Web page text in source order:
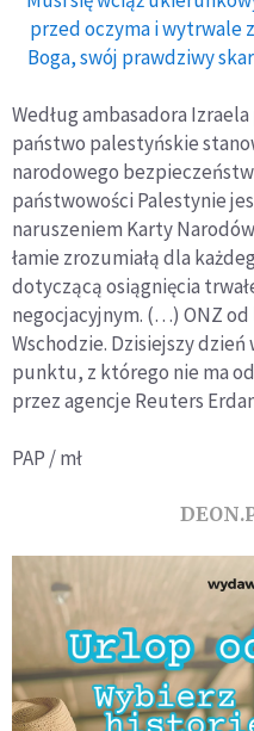
przed oczyma i wytrwale
Boga, swój prawdziwy
Według ambasadora
państwo palestyńskie
narodowego
państwowości Palestynie
naruszeniem Karty
łamie zrozumiałą dla
dotyczącą osiągnięcia
negocjacyjnym. (…) ONZ
Wschodzie. Dzisiejszy
punktu, z którego nie ma
przez agencje Reuters
PAP / mł